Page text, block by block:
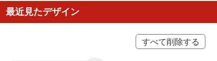
最近見たデザイン
すべて削除する